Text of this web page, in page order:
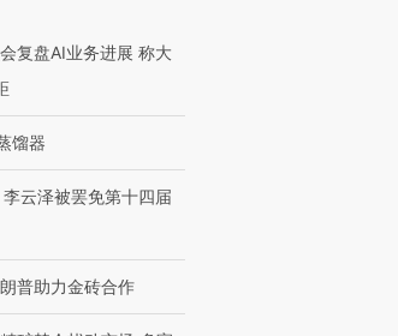
复盘AI业务进展 称大
馏器
云泽被罢免第十四届
普助力金砖合作